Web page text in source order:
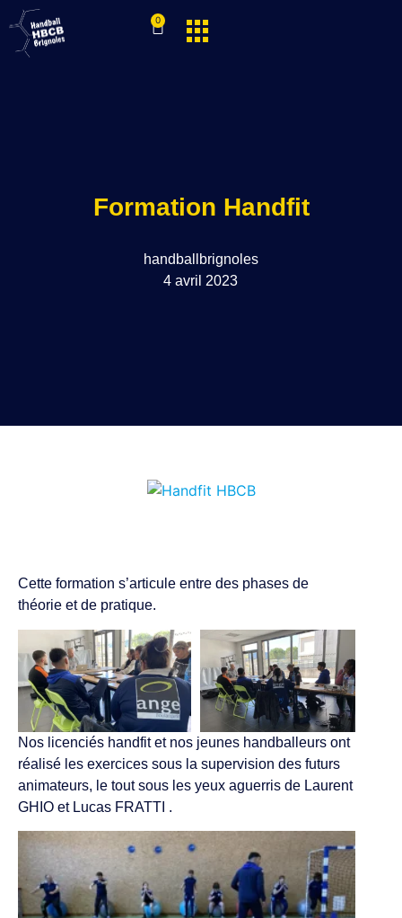
0
Formation Handfit
handballbrignoles
4 avril 2023
Cette formation s’articule entre des phases de
théorie et de pratique.
Nos licenciés handfit et nos jeunes handballeurs ont
réalisé les exercices sous la supervision des futurs
animateurs, le tout sous les yeux aguerris de Laurent
GHIO et Lucas FRATTI .